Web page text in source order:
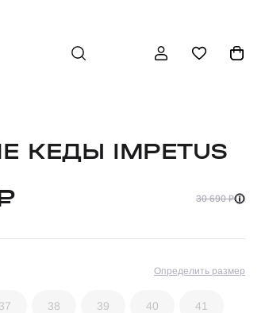
КЕДЫ IMPETUS
30 690 ₽
Определить размер
37 38 39 40 41